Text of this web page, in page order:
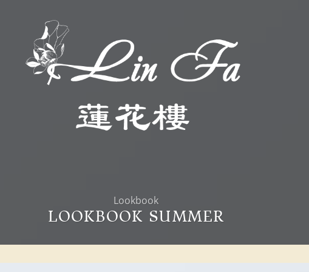
Lookbook
LOOKBOOK SUMMER